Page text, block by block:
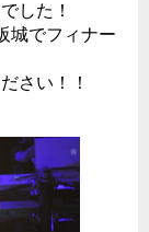
した！
城でフィナー
さい！！